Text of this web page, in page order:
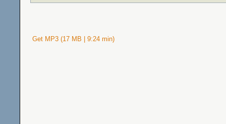
Get MP3 (17 MB | 9:24 min)